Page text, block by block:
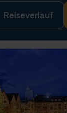
Reiseverlauf